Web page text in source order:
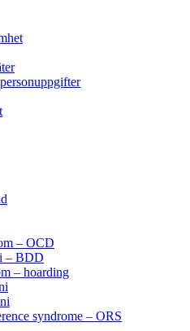
– OCD
– BDD
– hoarding
syndrome – ORS